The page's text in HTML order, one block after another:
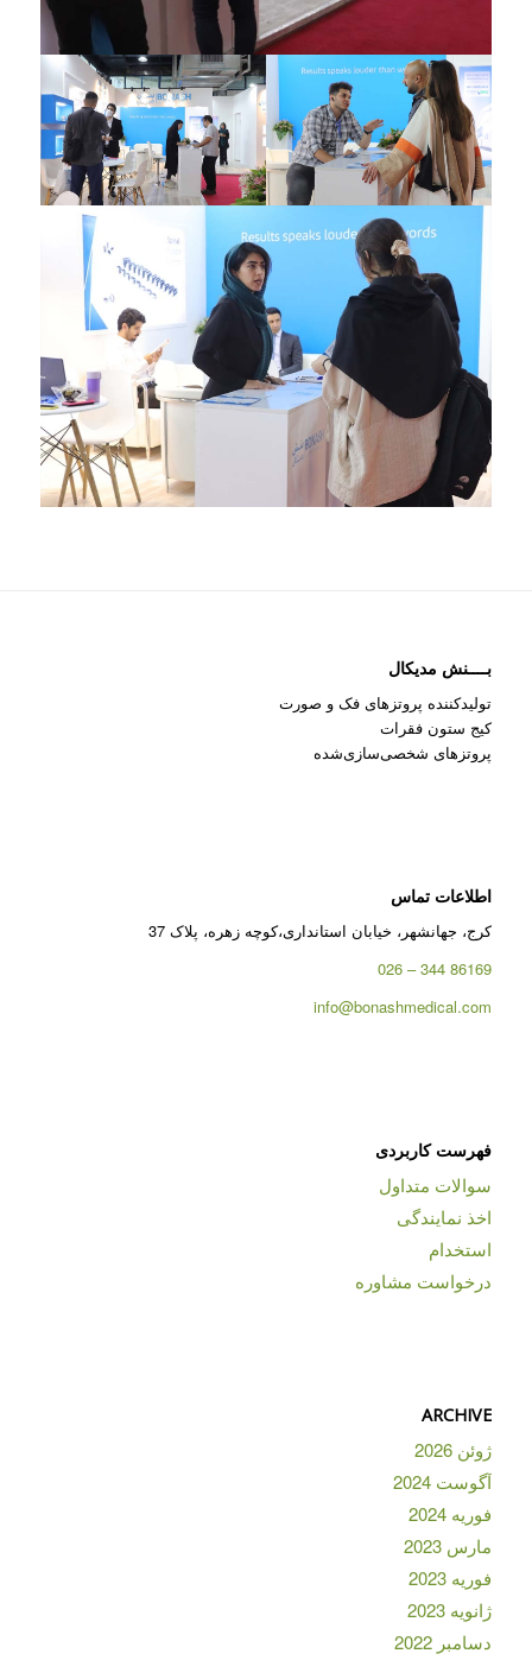
بــــنش مدیکال
تولیدکننده پروتزهای فک و صورت
کیج ستون فقرات
پروتزهای شخصی‌سازی‌شده
اطلاعات تماس
کرج، جهانشهر، خیابان استانداری،کوچه زهره، پلاک 37
86169 344 – 026
info@bonashmedical.com
فهرست کاربردی
سوالات متداول
اخذ نمایندگی
استخدام
درخواست مشاوره
ARCHIVE
ژوئن 2026
آگوست 2024
فوریه 2024
مارس 2023
فوریه 2023
ژانویه 2023
دسامبر 2022